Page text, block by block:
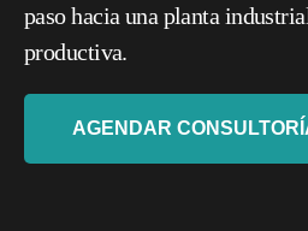
paso hacia una planta
productiva.
AGENDAR